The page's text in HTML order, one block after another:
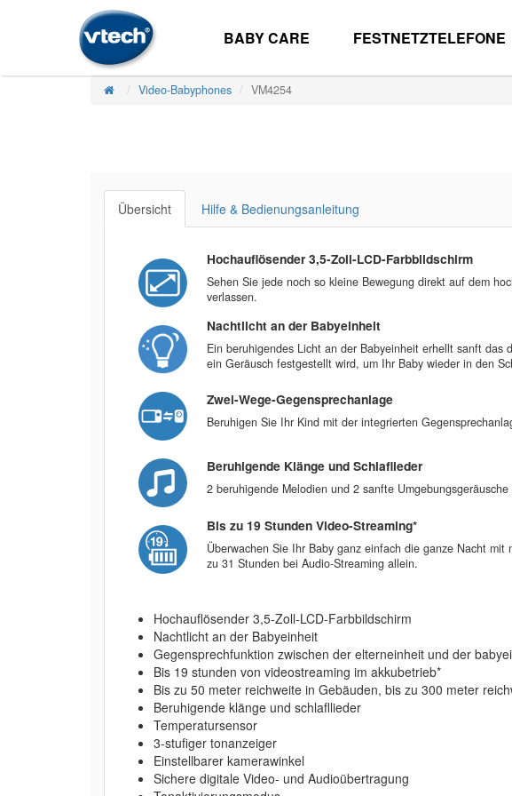
BABY CARE FESTNETZTELEFONE
Video-Babyphones VM4254
Übersicht Hilfe & Bedienungsanleitung
Hochauflösender 3,5-Zoll-LCD-Farbbildschirm
Sehen Sie jede noch so kleine Bewegung direkt auf dem
verlassen.
Nachtlicht an der Babyeinheit
Ein beruhigendes Licht an der Babyeinheit erhellt sanft
ein Geräusch festgestellt wird, um Ihr Baby wieder in den
Zwei-Wege-Gegensprechanlage
Beruhigen Sie Ihr Kind mit der integrierten
Beruhigende Klänge und Schlaflieder
2 beruhigende Melodien und 2 sanfte
Bis zu 19 Stunden Video-Streaming*
Überwachen Sie Ihr Baby ganz einfach die ganze Nacht
zu 31 Stunden bei Audio-Streaming allein.
Hochauflösender 3,5-Zoll-LCD-Farbbildschirm
Nachtlicht an der Babyeinheit
Gegensprechfunktion zwischen der elterneinheit und der
Bis 19 stunden von videostreaming im akkubetrieb*
Bis zu 50 meter reichweite in Gebäuden, bis zu 300 meter
Beruhigende klänge und schlafllieder
Temperatursensor
3-stufiger tonanzeiger
Einstellbarer kamerawinkel
Sichere digitale Video- und Audioübertragung